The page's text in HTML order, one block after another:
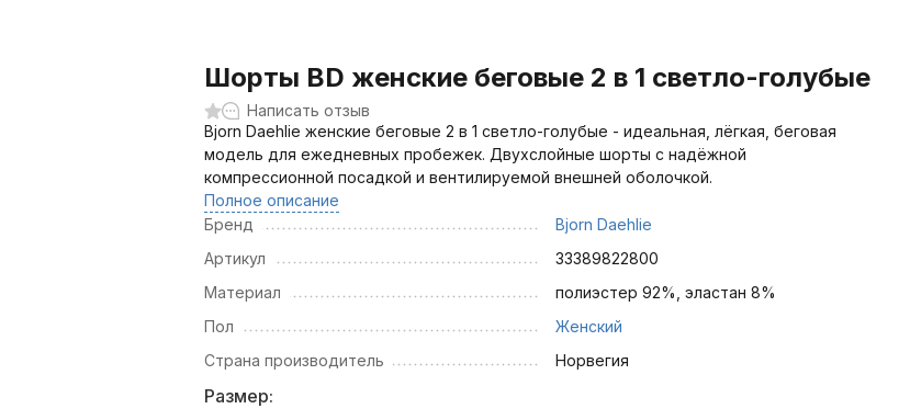
Шорты BD женские беговые 2 в 1 светло-голубые
Написать отзыв
Bjorn Daehlie женские беговые 2 в 1 светло-голубые - идеальная, лёгкая, беговая
модель для ежедневных пробежек. Двухслойные шорты с надёжной
компрессионной посадкой и вентилируемой внешней оболочкой.
Полное описание
Бренд
Bjorn Daehlie
Артикул
33389822800
Материал
полиэстер 92%, эластан 8%
Пол
Женский
Страна производитель
Норвегия
Размер: